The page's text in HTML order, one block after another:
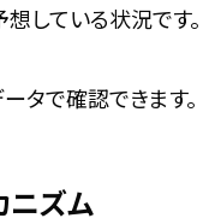
している状況です。
タで確認できます。
ニズム